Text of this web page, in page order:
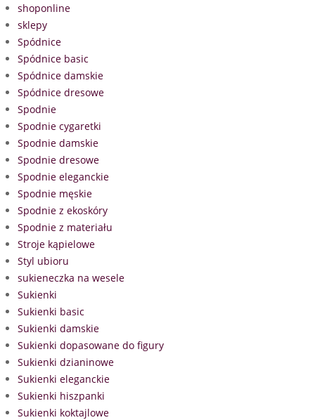
shoponline
sklepy
Spódnice
Spódnice basic
Spódnice damskie
Spódnice dresowe
Spodnie
Spodnie cygaretki
Spodnie damskie
Spodnie dresowe
Spodnie eleganckie
Spodnie męskie
Spodnie z ekoskóry
Spodnie z materiału
Stroje kąpielowe
Styl ubioru
sukieneczka na wesele
Sukienki
Sukienki basic
Sukienki damskie
Sukienki dopasowane do figury
Sukienki dzianinowe
Sukienki eleganckie
Sukienki hiszpanki
Sukienki koktajlowe